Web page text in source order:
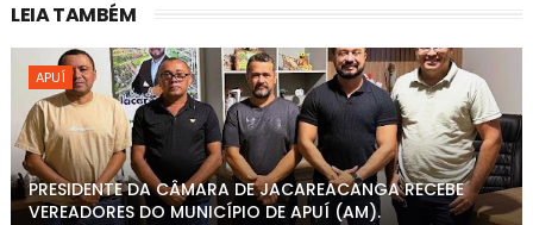
LEIA TAMBÉM
APUÍ
PRESIDENTE DA CÂMARA DE JACAREACANGA RECEBE
VEREADORES DO MUNICÍPIO DE APUÍ (AM).